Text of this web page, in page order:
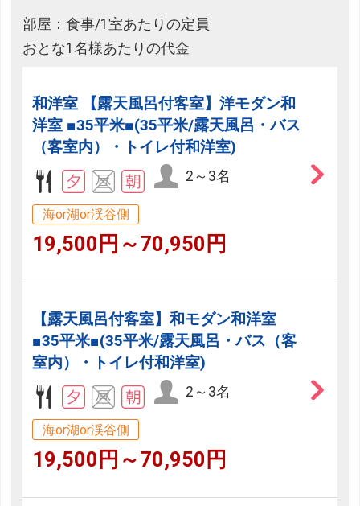
部屋：食事/1室あたりの定員
おとな1名様あたりの代金
和洋室 【露天風呂付客室】洋モダン和
洋室 ■35平米■(35平米/露天風呂・バス
（客室内）・トイレ付和洋室)
2～3名
海or湖or渓谷側
19,500円～70,950円
【露天風呂付客室】和モダン和洋室
■35平米■(35平米/露天風呂・バス（客
室内）・トイレ付和洋室)
2～3名
海or湖or渓谷側
19,500円～70,950円